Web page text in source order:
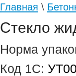
Главная \
Стекло
Норма
Код 1С: